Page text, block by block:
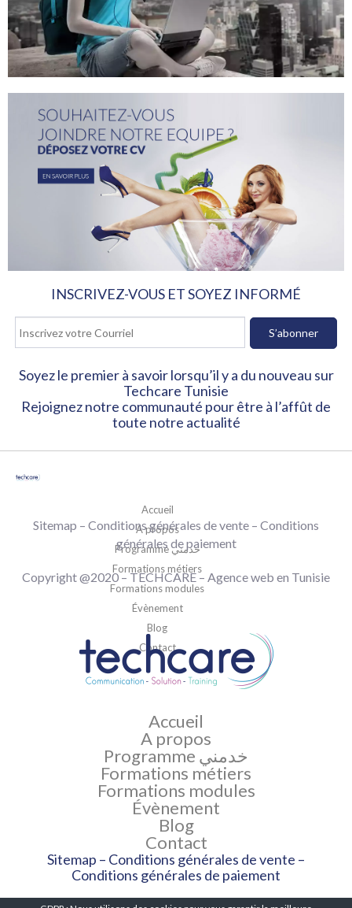
INSCRIVEZ-VOUS ET SOYEZ INFORMÉ
Soyez le premier à savoir lorsqu’il y a du nouveau sur
Techcare Tunisie
Rejoignez notre communauté pour être à l’affût de
toute notre actualité
Accueil
A propos
Programme خدمني
Formations métiers
Formations modules
Évènement
Blog
Contact
Sitemap – Conditions générales de vente – Conditions
générales de paiement
Copyright @2020 –TECHCARE– Agence web en Tunisie
Accueil
A propos
Programme خدمني
Formations métiers
Formations modules
Évènement
Blog
Contact
Sitemap – Conditions générales de vente –
Conditions générales de paiement
Copyright @2020 –TECHCARE–Agence web en